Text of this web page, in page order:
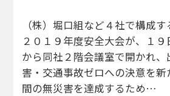
（株）堀口組など４社で構成
２０１９年度安全大会が、１
から同社２階会議室で開かれ、
害・交通事故ゼロへの決意を
間の無災害を達成するため…